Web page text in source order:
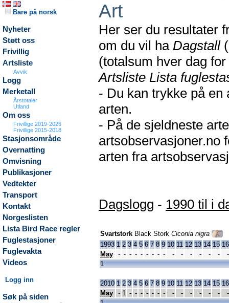
Bare på norsk
Nyheter
Støtt oss
Frivillig
Artsliste
Avvik
Logg
Merketall
Årstotaler
Utland
Om oss
Frivillige 2019-2026
Frivillige 2015-2018
Stasjonsområde
Overnatting
Omvisning
Publikasjoner
Vedtekter
Transport
Kontakt
Norgeslisten
Lista Bird Race regler
Fuglestasjoner
Fuglevakta
Videos
Logg inn
Søk på siden
Art
Her ser du resultater
om du vil ha Dagstall
(totalsum hver dag
Artsliste Lista
- Du kan trykke på en
arten.
- På de sjeldneste
artsobservasjoner.no
arten fra
Dagslogg - 1990 til i
Svartstork Black Stork Ciconia nigra
1993 1 2 3 4 5 6 7 8 9 10 11 12 13 14 15 16
May
- - - - - - - - - - - - - - -
-
1
2010 1 2 3 4 5 6 7 8 9 10 11 12 13 14 15 16
May
- 1 - - - - - - - - - - - - -
-